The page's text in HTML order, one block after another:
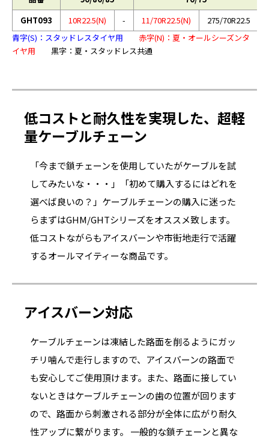
GHT093
10R22.5(N) - 11/70R22.5(N) 275/70R22.5
青字(S)：スタッドレスタイヤ用
赤字(N)：夏・オールシーズンタ
イヤ用 黒字：夏・スタッドレス共通
低コストと耐久性を実現した、超軽
量ケーブルチェーン
「今まで鎖チェーンを使用していたがケーブルを試
してみたいな・・・」「初めて購入するにはどれを
選べば良いの？」ケーブルチェーンの購入に迷った
らまずはGHM/GHTシリーズをオススメ致します。
低コストながらもアイスバーンや市街地走行で活躍
するオールマイティーな商品です。
アイスバーン対応
ケーブルチェーンは凍結した路面を削るようにガッ
チリ噛んで走行しますので、アイスバーンの路面で
も安心してご使用頂けます。また、路面に接してい
ないときはケーブルチェーンの歯の位置が回ります
ので、路面から刺激される部分が全体に広がり耐久
性アップに繋がります。 一般的な鎖チェーンと異な